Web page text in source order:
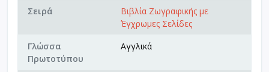
Σειρά
Βιβλία Ζωγραφικής με
Έγχρωμες Σελίδες
Γλώσσα
Πρωτοτύπου
Αγγλικά